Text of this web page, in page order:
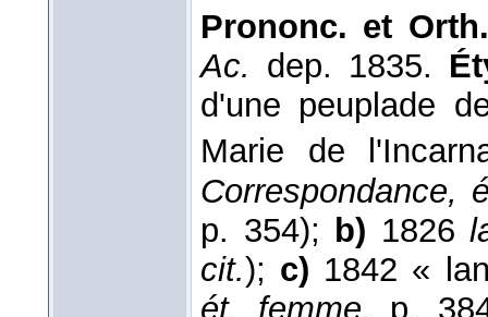
Prononc. et
Ac. dep. 1835.
d'une peuplade
Marie de
Correspondance,
p. 354); b) 1826
cit.); c) 1842 «
ét. femme, p.